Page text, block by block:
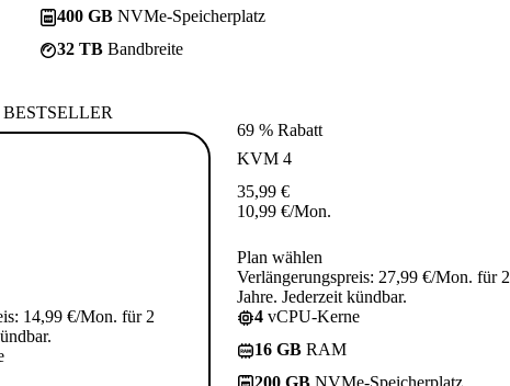
400 GB NVMe-Speicherplatz
32 TB Bandbreite
BESTSELLER
14,99 €/Mon. für 2
69 % Rabatt
KVM 4
35,99 €
10,99 €/Mon.
Plan wählen
Verlängerungspreis: 27,99 €/Mon. für 2
Jahre. Jederzeit kündbar.
4 vCPU-Kerne
16 GB RAM
200 GB NVMe-Speicherplatz